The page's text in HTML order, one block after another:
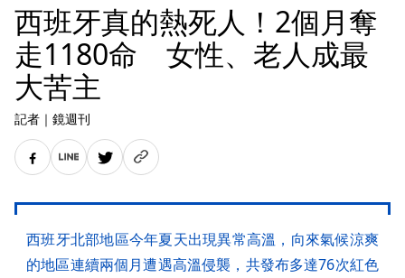
西班牙真的熱死人！2個月奪
走1180命 女性、老人成最
大苦主
記者 ｜ 鏡週刊
西班牙北部地區今年夏天出現異常高溫，向來氣候涼爽
的地區連續兩個月遭遇高溫侵襲，共發布多達76次紅色